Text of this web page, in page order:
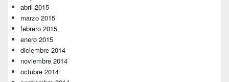
abril 2015
marzo 2015
febrero 2015
enero 2015
diciembre 2014
noviembre 2014
octubre 2014